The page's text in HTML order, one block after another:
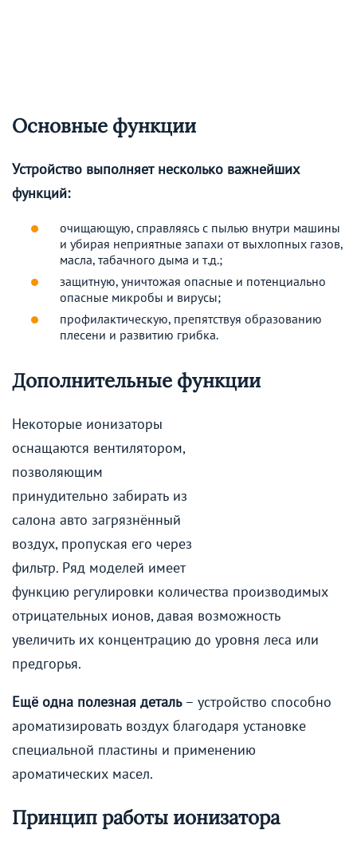
Основные функции
Устройство выполняет несколько важнейших
функций:
очищающую, справляясь с пылью внутри машины
и убирая неприятные запахи от выхлопных газов,
масла, табачного дыма и т.д.;
защитную, уничтожая опасные и потенциально
опасные микробы и вирусы;
профилактическую, препятствуя образованию
плесени и развитию грибка.
Дополнительные функции
Некоторые ионизаторы
оснащаются вентилятором,
позволяющим
принудительно забирать из
салона авто загрязнённый
воздух, пропуская его через
фильтр. Ряд моделей имеет
функцию регулировки количества производимых
отрицательных ионов, давая возможность
увеличить их концентрацию до уровня леса или
предгорья.
Ещё одна полезная деталь– устройство способно
ароматизировать воздух благодаря установке
специальной пластины и применению
ароматических масел.
Принцип работы ионизатора